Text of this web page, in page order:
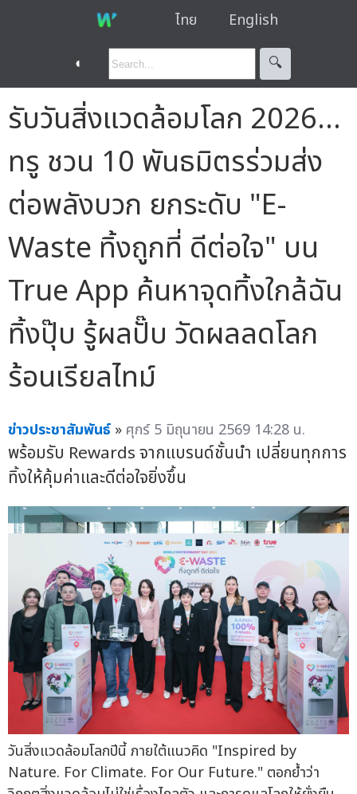
ไทย English
◐ 🔍︎
รับวันสิ่งแวดล้อมโลก 2026…
ทรู ชวน 10 พันธมิตรร่วมส่ง
ต่อพลังบวก ยกระดับ "E-
Waste ทิ้งถูกที่ ดีต่อใจ" บน
True App ค้นหาจุดทิ้งใกล้ฉัน
ทิ้งปุ๊บ รู้ผลปั๊บ วัดผลลดโลก
ร้อนเรียลไทม์
ข่าวประชาสัมพันธ์ » ศุกร์ 5 มิถุนายน 2569 14:28 น.
พร้อมรับ Rewards จากแบรนด์ชั้นนำ เปลี่ยนทุกการ
ทิ้งให้คุ้มค่าและดีต่อใจยิ่งขึ้น
วันสิ่งแวดล้อมโลกปีนี้ ภายใต้แนวคิด "Inspired by
Nature. For Climate. For Our Future." ตอกย้ำว่า